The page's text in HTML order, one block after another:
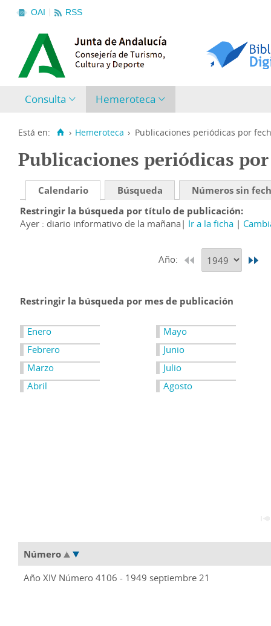
OAI RSS
Consulta Hemeroteca
Está en: › Hemeroteca › Publicaciones periódicas por
Publicaciones periódicas
Calendario Búsqueda
Números sin
Restringir la búsqueda por título de publicación
Ayer : diario informativo de la mañana
Ir a la ficha
Año:
Restringir la búsqueda por mes de publicación
Enero
Febrero
Marzo
Abril
Mayo
Junio
Julio
Agosto
Número
Año XIV Número 4106 - 1949 septiembre 21